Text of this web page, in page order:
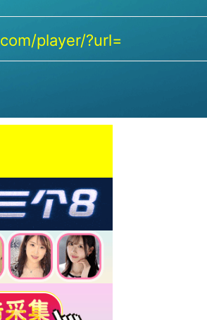
player/?url=